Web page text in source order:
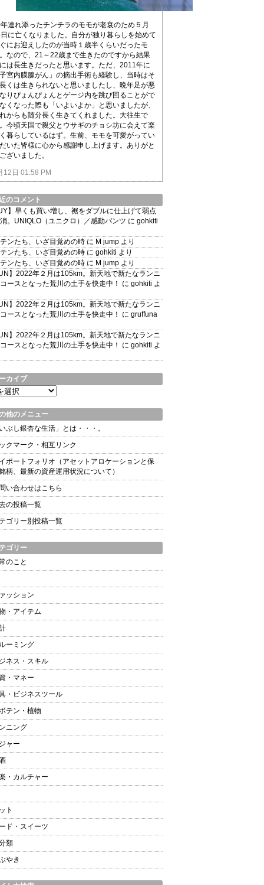
連れ添ったチンチラのモモが老衰のため５月
に亡くなりました。自分が独り暮らしを始めて
にお迎えしたのが当時１歳半くらいだったモ
なので、21～22歳まで生きたのですから結果
は長生きだったと思います。ただ、2011年に
子宮内膜腺がん」の摘出手術も経験し、当時はそ
くは生きられないと思いましたし、晩年足が悪
りぴょんぴょんとゲージ内を跳び回ることがで
くなった際も「いよいよか」と思いましたが、
からも随分長く生きてくれました。大往生で
今頃天国で親父とウサギのチョシ坊に会えて楽
暮らしているはず。生前、モモを可愛がってい
いた皆様に心から感謝申し上げます。ありがと
ざいました。
12日 01:58 PM
のコメント
】早くも買い増し、裾をダブルに仕上げて弱点
。UNIQLO（ユニクロ）／感動パンツ に gohkiti
ンたち、いざ目覚めの時 に M jump より
ンたち、いざ目覚めの時 に gohkiti より
ンたち、いざ目覚めの時 に M jump より
】2022年２月は105km。新天地で新たなランニ
ースとなった荒川の土手を快走中！
に gohkiti よ
】2022年２月は105km。新天地で新たなランニ
ースとなった荒川の土手を快走中！
に gruffuna
】2022年２月は105km。新天地で新たなランニ
ースとなった荒川の土手を快走中！
に gohkiti よ
カイブ
他のメニュー
いぶし銀杏な生活」とは・・・。
クマーク・相互リンク
ポートフォリオ（アセットアロケーションと保
柄、最新の資産運用状況について）
い合わせはこちら
の投稿一覧
ゴリー別投稿一覧
ゴリー
のこと
ッション
・アイテム
ーミング
ネス・スキル
・マネー
・ビジネスツール
テン・植物
ニング
ャー
・カルチャー
ト
ド・スイーツ
類
やき